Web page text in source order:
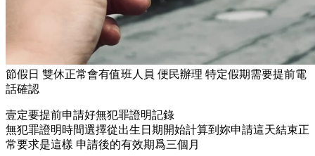
節假日 雙休正常會有值班人員 便民辦理 特定假期需要提前電
話確認
壹定要提前申請好無犯罪證明記錄
無犯罪證明時間選擇從出生日期開始計算到妳申請這天結束正
常要求是這樣 申請後的有效期爲三個月